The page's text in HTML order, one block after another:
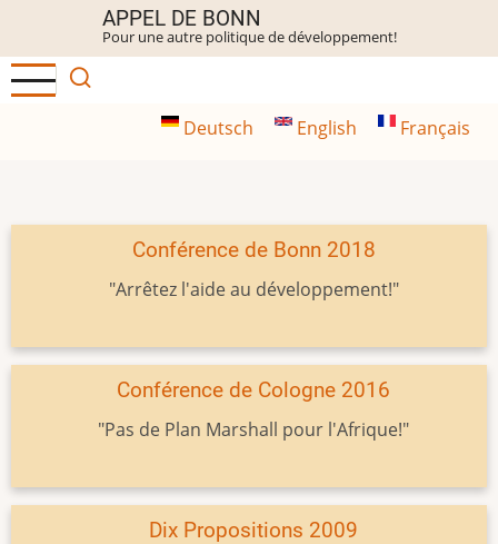
contenu
principal
APPEL DE BONN
Pour une autre politique de développement!
Deutsch English Français
Conférence de Bonn 2018
"Arrêtez l'aide au développement!"
Conférence de Cologne 2016
"Pas de Plan Marshall pour l'Afrique!"
Dix Propositions 2009